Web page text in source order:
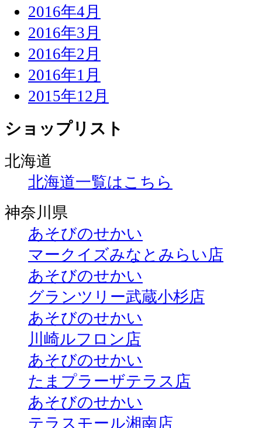
2016年4月
2016年3月
2016年2月
2016年1月
2015年12月
ショップリスト
北海道
北海道一覧はこちら
神奈川県
あそびのせかい
マークイズみなとみらい店
あそびのせかい
グランツリー武蔵小杉店
あそびのせかい
川崎ルフロン店
あそびのせかい
たまプラーザテラス店
あそびのせかい
テラスモール湘南店